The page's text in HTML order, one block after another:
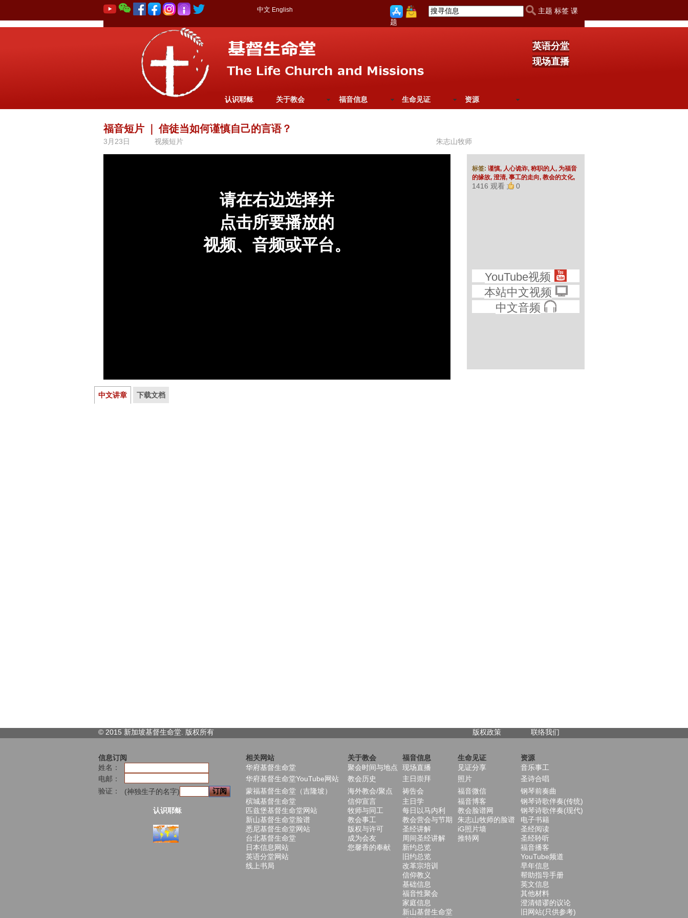
中文 English
主题 标签 课
题
英语分堂
现场直播
认识耶稣 关于教会 福音信息 生命见证 资源
福音短片 信徒当如何谨慎自己的言语？
3月23日 视频短片 朱志山牧师
标签: 谨慎, 人心诡诈, 称职的人, 为福音
的缘故, 澄清, 事工的走向, 教会的文化,
1416 观看 0
YouTube视频
本站中文视频
中文音频
中文讲章 下载文档
© 2015 新加坡基督生命堂. 版权所有 版权政策 联络我们
信息订阅 相关网站 关于教会 福音信息 生命见证
资源
姓名：
华府基督生命堂 聚会时间与地点 现场直播 见证分享
音乐事工
电邮：
华府基督生命堂YouTube网站 教会历史 主日崇拜 照片
圣诗合唱
验证：
(神独生子的名字) 蒙福基督生命堂（吉隆坡） 海外教会/聚点 祷告会 福音微信
钢琴前奏曲
槟城基督生命堂
信仰宣言 主日学 福音博客
钢琴诗歌伴奏(传统)
认识耶稣
匹兹堡基督生命堂网站 牧师与同工 每日以马内利 教会脸谱网
钢琴诗歌伴奏(现代)
新山基督生命堂脸谱
教会事工 教会营会与节期 朱志山牧师的脸谱
电子书籍
悉尼基督生命堂网站
版权与许可 圣经讲解 iG照片墙
圣经阅读
台北基督生命堂
成为会友 周间圣经讲解 推特网
圣经聆听
日本信息网站
您馨香的奉献 新约总览
福音播客
英语分堂网站
旧约总览
YouTube频道
线上书局
改革宗培训
早年信息
信仰教义
帮助指导手册
基础信息
英文信息
福音性聚会
其他材料
家庭信息
澄清错谬的议论
新山基督生命堂
旧网站(只供参考)